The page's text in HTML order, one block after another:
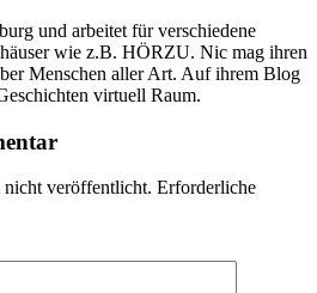
und arbeitet für verschiedene
wie z.B. HÖRZU. Nic mag ihren
Menschen aller Art. Auf ihrem Blog
virtuell Raum.
veröffentlicht. Erforderliche